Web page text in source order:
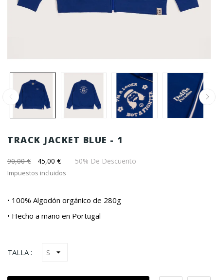
TRACK JACKET BLUE - 1
90,00 € 45,00 € 50% De Descuento
Impuestos incluidos
• 100% Algodón orgánico de 280g
• Hecho a mano en Portugal
TALLA :